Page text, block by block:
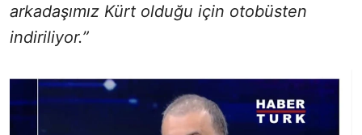
arkadaşımız Kürt olduğu için otobüsten
indiriliyor.”